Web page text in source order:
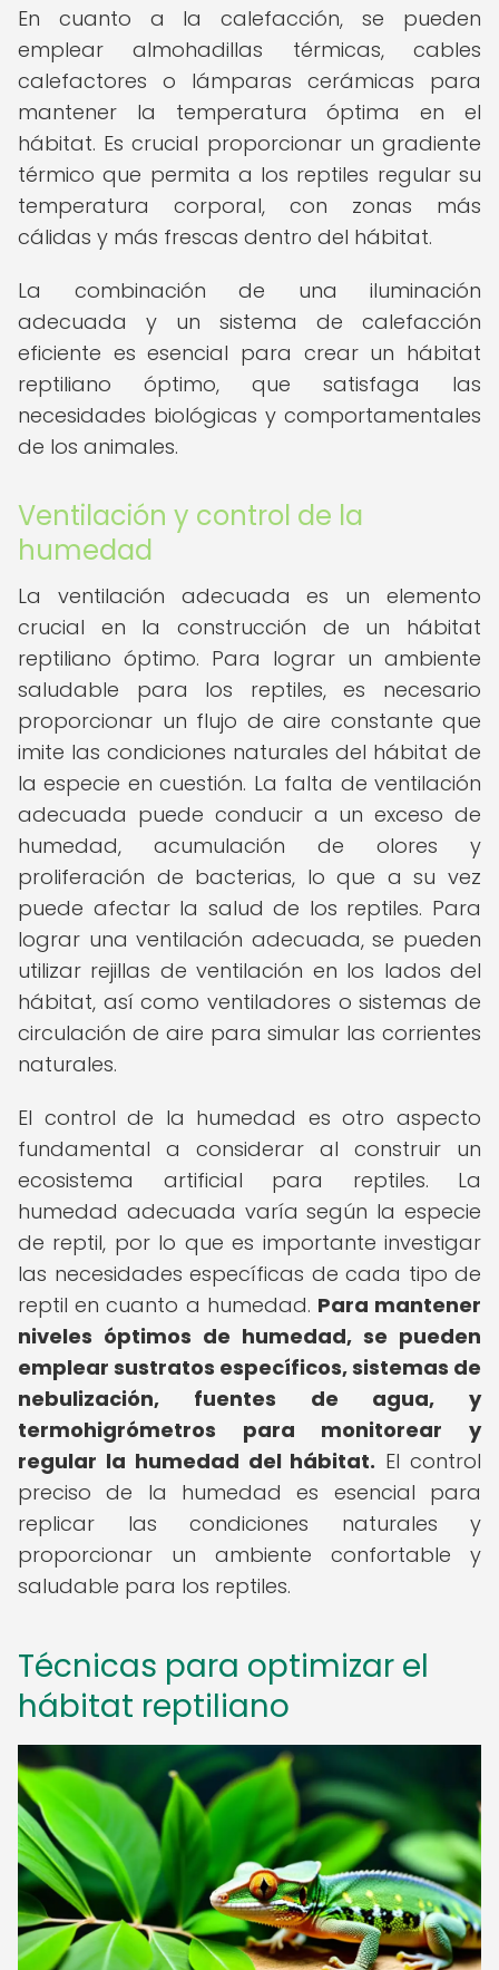
En cuanto a la calefacción, se pueden
emplear almohadillas térmicas, cables
calefactores o lámparas cerámicas para
mantener la temperatura óptima en el
hábitat. Es crucial proporcionar un gradiente
térmico que permita a los reptiles regular su
temperatura corporal, con zonas más
cálidas y más frescas dentro del hábitat.
La combinación de una iluminación
adecuada y un sistema de calefacción
eficiente es esencial para crear un hábitat
reptiliano óptimo, que satisfaga las
necesidades biológicas y comportamentales
de los animales.
Ventilación y control de la
humedad
La ventilación adecuada es un elemento
crucial en la construcción de un hábitat
reptiliano óptimo. Para lograr un ambiente
saludable para los reptiles, es necesario
proporcionar un flujo de aire constante que
imite las condiciones naturales del hábitat de
la especie en cuestión. La falta de ventilación
adecuada puede conducir a un exceso de
humedad, acumulación de olores y
proliferación de bacterias, lo que a su vez
puede afectar la salud de los reptiles. Para
lograr una ventilación adecuada, se pueden
utilizar rejillas de ventilación en los lados del
hábitat, así como ventiladores o sistemas de
circulación de aire para simular las corrientes
naturales.
El control de la humedad es otro aspecto
fundamental a considerar al construir un
ecosistema artificial para reptiles. La
humedad adecuada varía según la especie
de reptil, por lo que es importante investigar
las necesidades específicas de cada tipo de
reptil en cuanto a humedad. Para mantener
niveles óptimos de humedad, se pueden
emplear sustratos específicos, sistemas de
nebulización, fuentes de agua, y
termohigrómetros para monitorear y
regular la humedad del hábitat. El control
preciso de la humedad es esencial para
replicar las condiciones naturales y
proporcionar un ambiente confortable y
saludable para los reptiles.
Técnicas para optimizar el
hábitat reptiliano